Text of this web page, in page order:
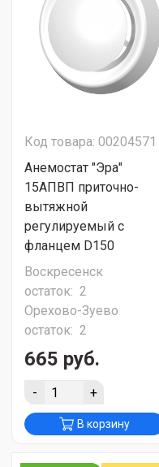
Код товара: 00204571
Анемостат "Эра"
15АПВП приточно-
вытяжной
регулируемый с
фланцем D150
Воскресенск
остаток: 2
Орехово-Зуево
остаток: 2
665 руб.
- +
В корзину